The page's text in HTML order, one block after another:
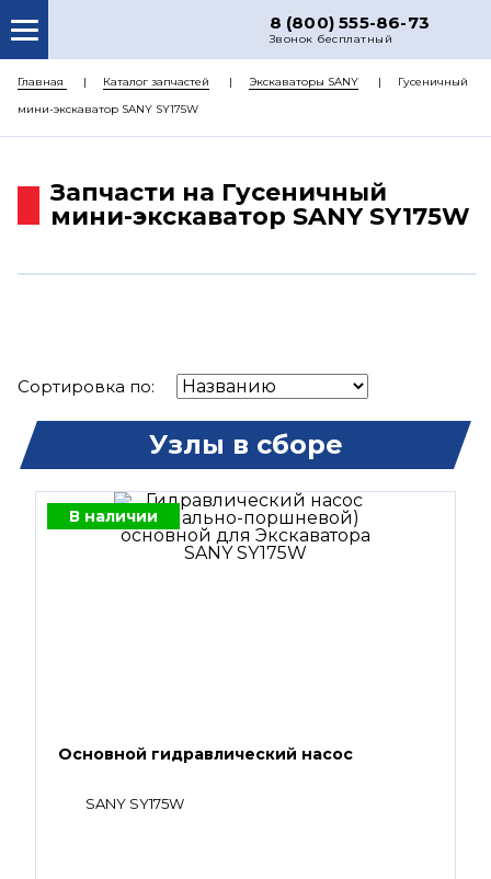
8 (800) 555-86-73
Звонок бесплатный
О НАС
КАТАЛОГ ЗАПЧАСТЕЙ
ДОСТАВКА
Главная Каталог запчастей Экскаваторы SANY
Гусеничный
мини-экскаватор SANY SY175W
Запчасти на Гусеничный
мини-экскаватор SANY SY175W
Сортировка по:
Узлы в сборе
В наличии
Основной гидравлический насос
SANY SY175W